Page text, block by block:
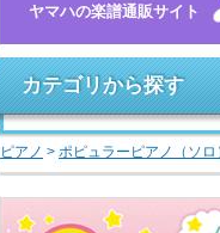
ヤマハの楽譜通販サイト
カテゴリから探す
ピアノ > ポピュラーピアノ（ソロ